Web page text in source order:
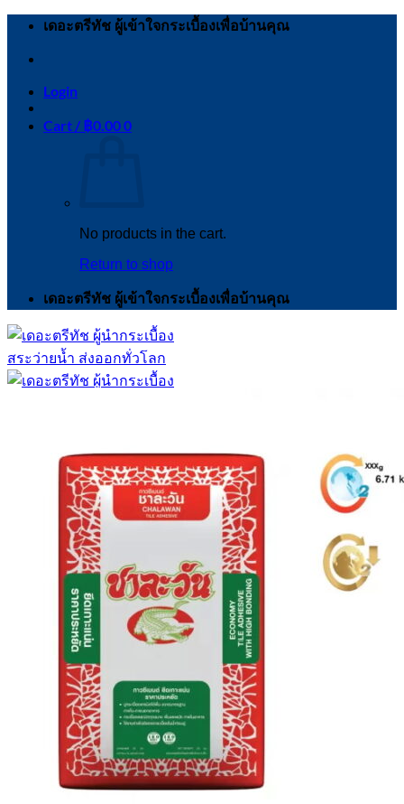
Skip
เดอะตรีทัช ผู้เข้าใจกระเบื้องเพื่อบ้านคุณ
Login
Cart / ฿0.000
No products in the cart.
Return to shop
เดอะตรีทัช ผู้เข้าใจกระเบื้องเพื่อบ้านคุณ
Search
for:
สินค้า
กระเบื้องสระว่ายนํ้า
กระเบื้องสระว่ายน้ำ Cotto
กระเบื้องสระว่ายน้ำ HGn
กระเบื้องสระว่ายน้ำ TGs
กระเบื้องสระว่ายน้ำหินธรรมชาติ
กระเบื้องสระว่ายนํ้า Porcelain stone รุ่น
กระเบื้องขอบสระว่ายน้ำ
กระเบื้องลายโบราณ
กระเบื้องSubway
กระเบื้องเคนไซ
แกรนิตโต้ ไทล์